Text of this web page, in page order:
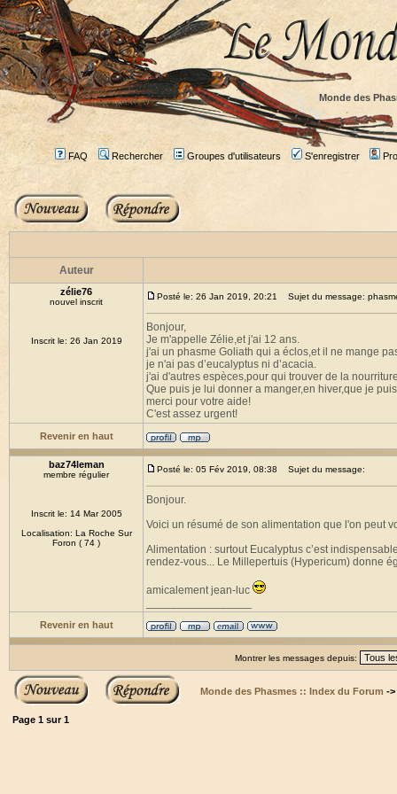
Monde des
FAQ Rechercher Groupes d'utilisateurs S'enregistrer
Auteur
zélie76
nouvel inscrit
Inscrit le: 26 Jan 2019
Posté le: 26 Jan 2019, 20:21 Sujet du message:
Bonjour,
Je m'appelle Zélie,et j'ai 12 ans.
j'ai un phasme Goliath qui a éclos,et il ne mange
je n'ai pas d’eucalyptus ni d’acacia.
j'ai d'autres espèces,pour qui trouver de la
Que puis je lui donner a manger,en hiver,que je
merci pour votre aide!
C'est assez urgent!
Revenir en haut
baz74leman
membre régulier
Inscrit le: 14 Mar 2005
Localisation: La Roche Sur
Foron ( 74 )
Posté le: 05 Fév 2019, 08:38 Sujet du message:
Bonjour.
Voici un résumé de son alimentation que l'on peut
Alimentation : surtout Eucalyptus c’est
rendez-vous... Le Millepertuis (Hypericum) donne
amicalement jean-luc
Revenir en haut
Montrer les messages depuis:
Monde des Phasmes :: Index du Forum ->
Page 1 sur1